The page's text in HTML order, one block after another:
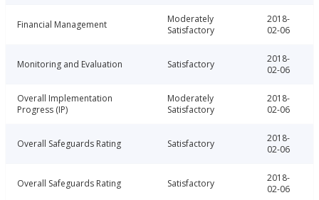
Financial Management
Moderately
Satisfactory
2018-
02-06
Monitoring and Evaluation Satisfactory
2018-
02-06
Overall Implementation
Progress (IP)
Moderately
Satisfactory
2018-
02-06
Overall Safeguards Rating Satisfactory
2018-
02-06
Overall Safeguards Rating Satisfactory
2018-
02-06